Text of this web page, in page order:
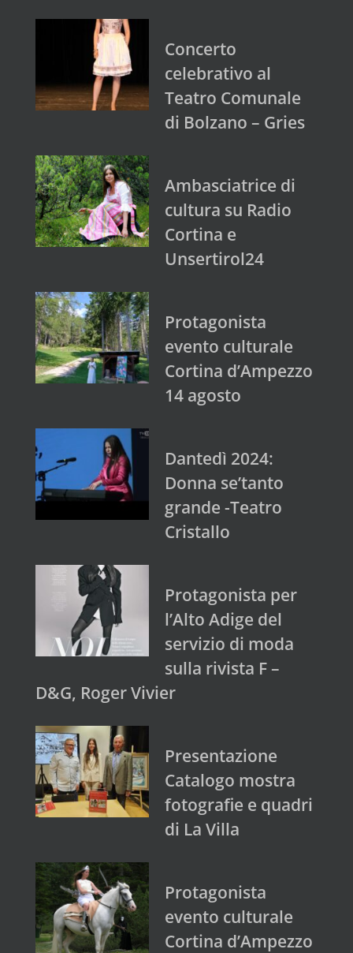
Concerto
celebrativo al
Teatro Comunale
di Bolzano – Gries
Ambasciatrice di
cultura su Radio
Cortina e
Unsertirol24
Protagonista
evento culturale
Cortina d’Ampezzo
14 agosto
Dantedì 2024:
Donna se’tanto
grande -Teatro
Cristallo
Protagonista per
l’Alto Adige del
servizio di moda
sulla rivista F –
D&G, Roger Vivier
Presentazione
Catalogo mostra
fotografie e quadri
di La Villa
Protagonista
evento culturale
Cortina d’Ampezzo